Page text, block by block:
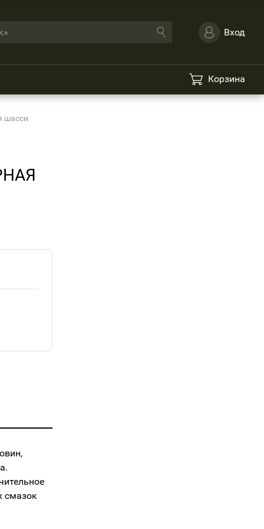
Вход
Корзина
шасси
смазок